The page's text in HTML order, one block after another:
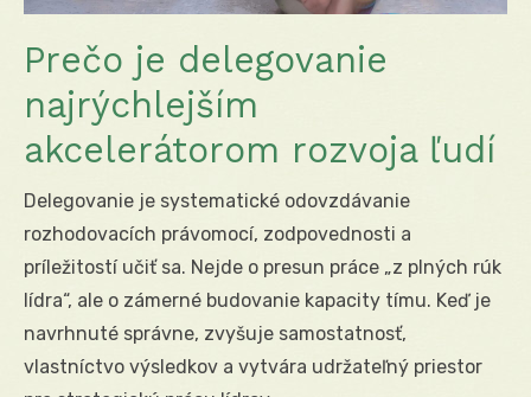
Prečo je delegovanie
najrýchlejším
akcelerátorom rozvoja ľudí
Delegovanie je systematické odovzdávanie
rozhodovacích právomocí, zodpovednosti a
príležitostí učiť sa. Nejde o presun práce „z plných rúk
lídra“, ale o zámerné budovanie kapacity tímu. Keď je
navrhnuté správne, zvyšuje samostatnosť,
vlastníctvo výsledkov a vytvára udržateľný priestor